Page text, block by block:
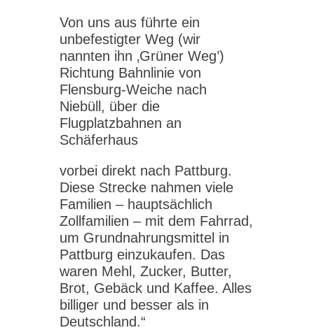
Von uns aus führte ein
unbefestigter Weg (wir
nannten ihn ‚Grüner Weg’)
Richtung Bahnlinie von
Flensburg-Weiche nach
Niebüll, über die
Flugplatzbahnen an
Schäferhaus
vorbei direkt nach Pattburg.
Diese Strecke nahmen viele
Familien – hauptsächlich
Zollfamilien – mit dem Fahrrad,
um Grundnahrungsmittel in
Pattburg einzukaufen. Das
waren Mehl, Zucker, Butter,
Brot, Gebäck und Kaffee. Alles
billiger und besser als in
Deutschland.“